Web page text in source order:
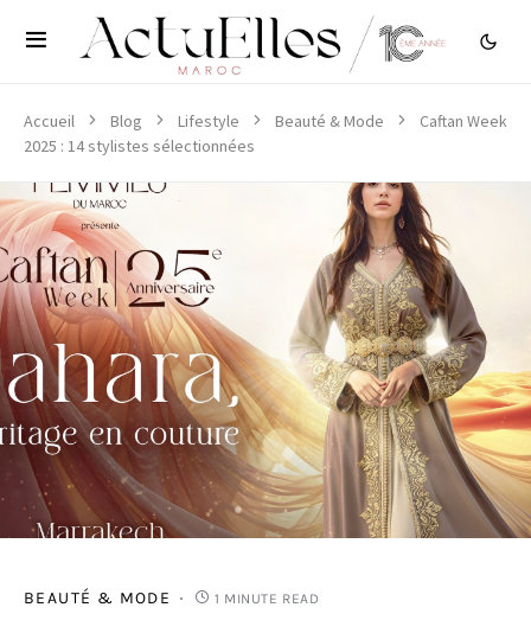
Accueil Blog Lifestyle Beauté & Mode
Caftan Week
2025 : 14 stylistes sélectionnées
BEAUTÉ & MODE 1 MINUTE READ